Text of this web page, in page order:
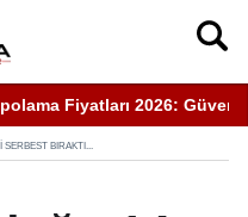
SERBEST BIRAKTI...